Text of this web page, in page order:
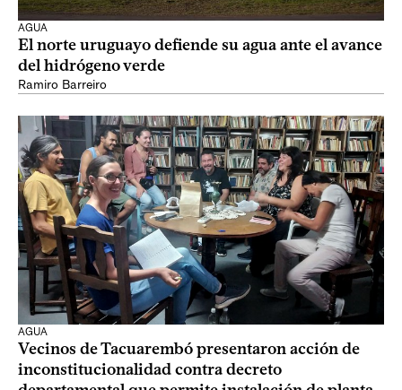
AGUA
El norte uruguayo defiende su agua ante el avance
del hidrógeno verde
Ramiro Barreiro
AGUA
Vecinos de Tacuarembó presentaron acción de
inconstitucionalidad contra decreto